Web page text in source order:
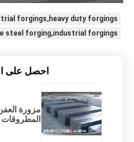
forgings,heavy duty forgings
steel forging,industrial forgings
احصل على
مزورة